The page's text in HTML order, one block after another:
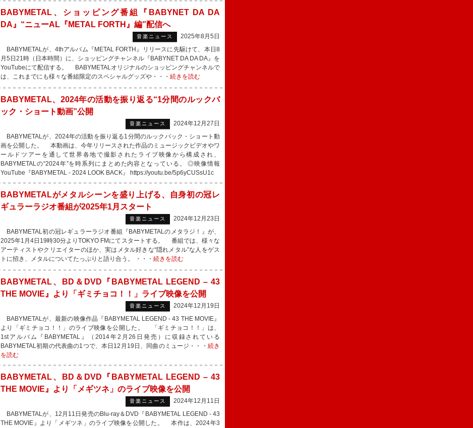
BABYMETAL、ショッピング番組『BABYNET DA DA
DA』“ニューAL『METAL FORTH』編”配信へ
音楽ニュース
2025年8月5日
BABYMETALが、4thアルバム『METAL FORTH』リリースに先駆けて、本日8
月5日21時（日本時間）に、ショッピングチャンネル『BABYNET DA DA DA』を
YouTubeにて配信する。 BABYMETALオリジナルのショッピングチャンネルで
は、これまでにも様々な番組限定のスペシャルグッズや・・・ 続きを読む
BABYMETAL、2024年の活動を振り返る“1分間のルックバ
ック・ショート動画”公開
音楽ニュース
2024年12月27日
BABYMETALが、2024年の活動を振り返る1分間のルックバック・ショート動
画を公開した。 本動画は、今年リリースされた作品のミュージックビデオやワ
ールドツアーを通して世界各地で撮影されたライブ映像から構成され、
BABYMETALの“2024年”を時系列にまとめた内容となっている。 ◎映像情報
YouTube『BABYMETAL - 2024 LOOK BACK』 https://youtu.be/5p6yCUSsU1c
BABYMETALがメタルシーンを盛り上げる、自身初の冠レ
ギュラーラジオ番組が2025年1月スタート
音楽ニュース
2024年12月23日
BABYMETAL初の冠レギュラーラジオ番組『BABYMETALのメタラジ！』が、
2025年1月4日19時30分よりTOKYO FMにてスタートする。 番組では、様々な
アーティストやクリエイターのほか、実はメタル好きな“隠れメタル”な人をゲス
トに招き、メタルについてたっぷりと語り合う。 ・・・ 続きを読む
BABYMETAL、BD＆DVD『BABYMETAL LEGEND – 43
THE MOVIE』より「ギミチョコ！！」ライブ映像を公開
音楽ニュース
2024年12月19日
BABYMETALが、最新の映像作品『BABYMETAL LEGEND - 43 THE MOVIE』
より「ギミチョコ！！」のライブ映像を公開した。 「ギミチョコ！！」は、
1stアルバム『BABYMETAL』（2014年2月26日発売）に収録されている
BABYMETAL初期の代表曲の1つで、本日12月19日、同曲のミュージ・・・ 続き
を読む
BABYMETAL、BD＆DVD『BABYMETAL LEGEND – 43
THE MOVIE』より「メギツネ」のライブ映像を公開
音楽ニュース
2024年12月11日
BABYMETALが、12月11日発売のBlu-ray＆DVD『BABYMETAL LEGEND - 43
THE MOVIE』より「メギツネ」のライブ映像を公開した。 本作は、2024年3